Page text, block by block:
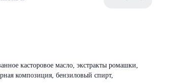
касторовое масло, экстракты ромашки,
композиция, бензиловый спирт,